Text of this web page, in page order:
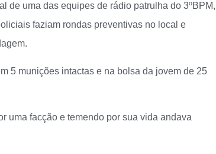
de uma das equipes de rádio patrulha do 3ºBPM,
faziam rondas preventivas no local e
5 munições intactas e na bolsa da jovem de 25
uma facção e temendo por sua vida andava